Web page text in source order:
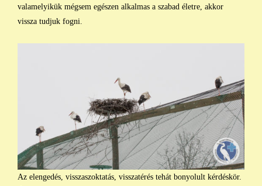
valamelyikük mégsem egészen alkalmas a szabad életre, akkor
vissza tudjuk fogni.
Az elengedés, visszaszoktatás, visszatérés tehát bonyolult kérdéskör.